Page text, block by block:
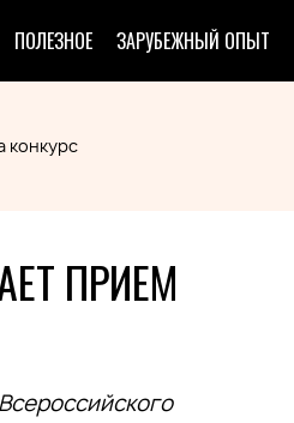
ПОЛЕЗНОЕ ЗАРУБЕЖНЫЙ ОПЫТ
конкурс
ПРИЕМ